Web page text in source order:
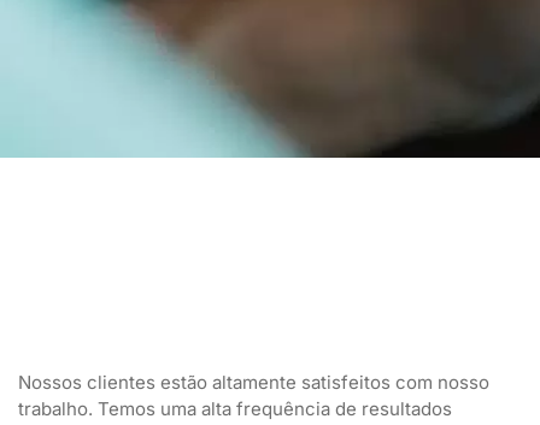
Nossos clientes estão altamente satisfeitos com nosso
trabalho. Temos uma alta frequência de resultados